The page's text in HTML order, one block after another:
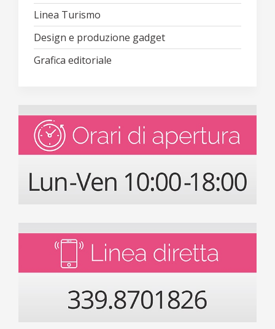
Linea Turismo
Design e produzione gadget
Grafica editoriale